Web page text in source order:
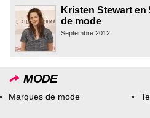
Kristen Stewart
de mode
Septembre 2012
MODE
Marques de mode